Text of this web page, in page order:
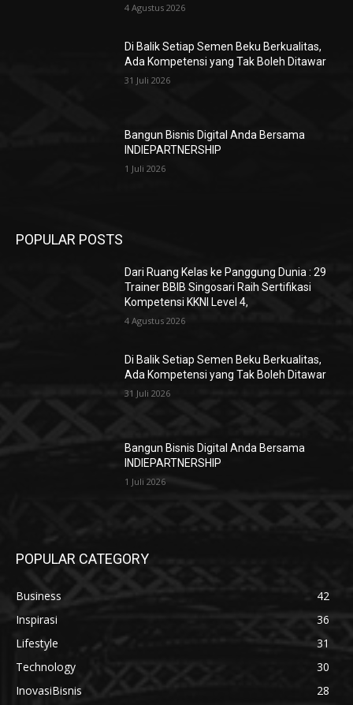
4 Agustus 2026
Di Balik Setiap Semen Beku Berkualitas,
Ada Kompetensi yang Tak Boleh Ditawar
31 Juli 2026
Bangun Bisnis Digital Anda Bersama
INDIEPARTNERSHIP
1 Juli 2026
POPULAR POSTS
Dari Ruang Kelas ke Panggung Dunia : 29
Trainer BBIB Singosari Raih Sertifikasi
Kompetensi KKNI Level 4,
4 Agustus 2026
Di Balik Setiap Semen Beku Berkualitas,
Ada Kompetensi yang Tak Boleh Ditawar
31 Juli 2026
Bangun Bisnis Digital Anda Bersama
INDIEPARTNERSHIP
1 Juli 2026
POPULAR CATEGORY
Business
42
Inspirasi
36
Lifestyle
31
Technology
30
InovasiBisnis
28